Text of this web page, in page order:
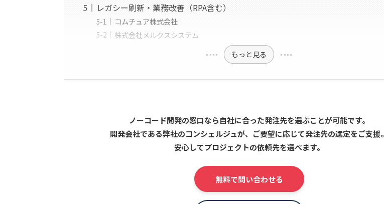
レガシー刷新・業務改善（RPA含む）
コムチュア株式会社
株式会社メルクスシステム
もっと見る
ノーコード開発の窓口なら自社に合った発注先を選ぶことが可能です。
開発会社である弊社のコンシェルジュが、ご要望に応じて発注先の選定をご支援。
安心してプロジェクトの依頼先を選べます。
無料で問い合わせる